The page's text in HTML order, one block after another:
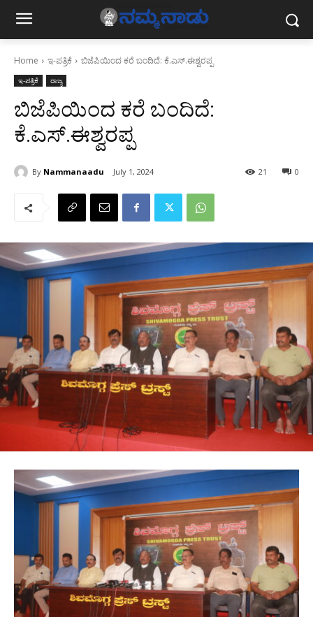
Home ಇ-ಪತ್ರಿಕೆ ಬಿಜೆಪಿಯಿಂದ ಕರೆ ಬಂದಿದೆ: ಕೆ.ಎಸ್.ಈಶ್ವರಪ್ಪ
ಇ-ಪತ್ರಿಕೆ ರಾಜ್ಯ
ಬಿಜೆಪಿಯಿಂದ ಕರೆ ಬಂದಿದೆ:
ಕೆ.ಎಸ್.ಈಶ್ವರಪ್ಪ
By Nammanaadu July 1, 2024 0
21